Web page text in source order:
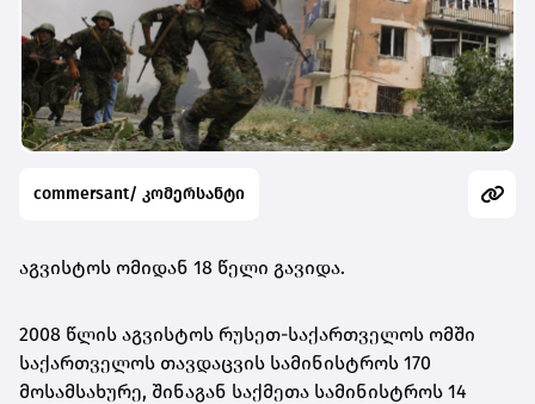
commersant/ კომერსანტი
აგვისტოს ომიდან 18 წელი გავიდა.
2008 წლის აგვისტოს რუსეთ-საქართველოს ომში
საქართველოს თავდაცვის სამინისტროს 170
მოსამსახურე, შინაგან საქმეთა სამინისტროს 14